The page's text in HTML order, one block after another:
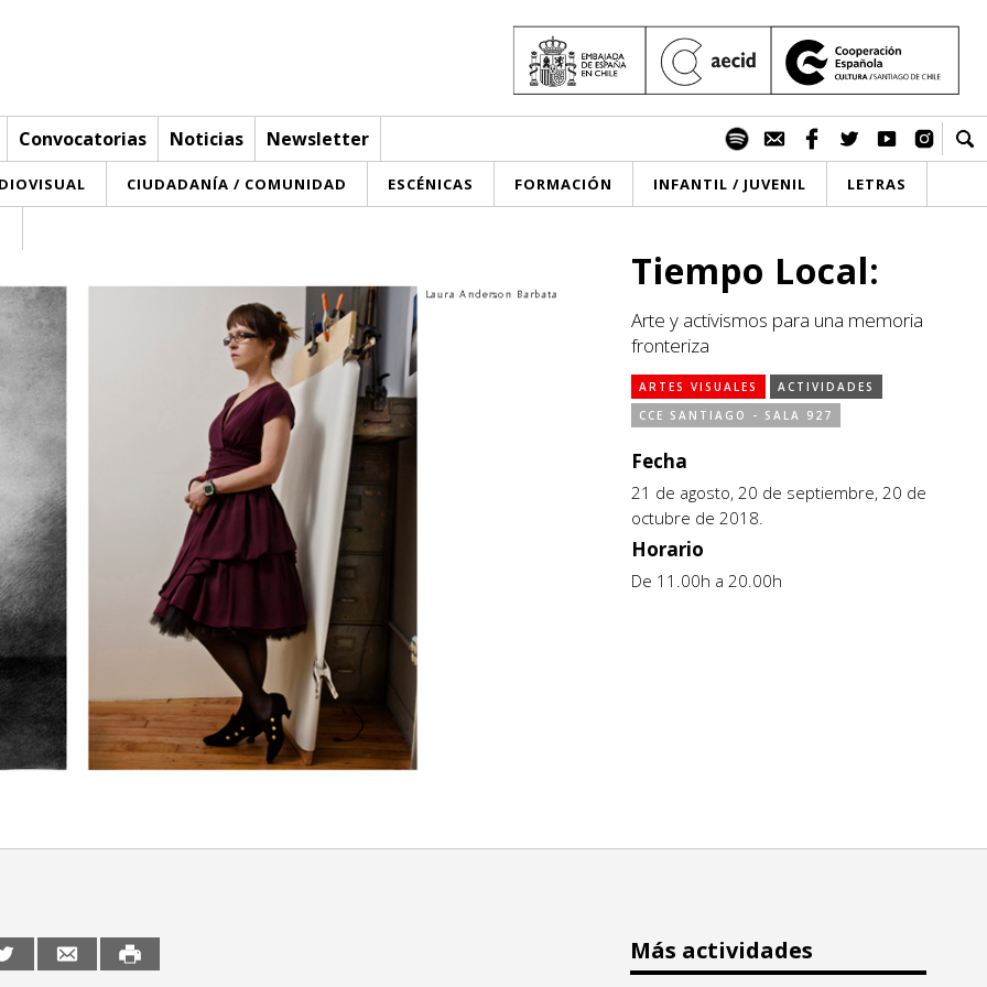
Convocatorias Noticias Newsletter
CIUDADANÍA / COMUNIDAD ESCÉNICAS FORMACIÓN INFANTIL / JUVENIL LETRAS
Tiempo Local:
Arte y activismos para una memoria
fronteriza
ARTES VISUALES
ACTIVIDADES
CCE SANTIAGO - SALA 927
Fecha
21 de agosto, 20 de septiembre, 20 de
octubre de 2018.
Horario
De 11.00h a 20.00h
Más actividades